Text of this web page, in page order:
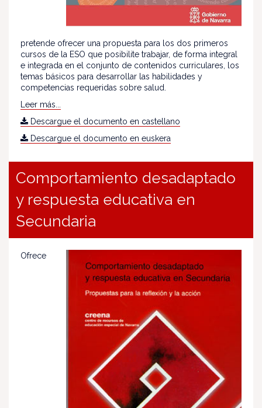
pretende ofrecer una propuesta para los dos primeros
cursos de la ESO que posibilite trabajar, de forma integral
e integrada en el conjunto de contenidos curriculares, los
temas básicos para desarrollar las habilidades y
competencias requeridas sobre salud.
Leer más...
Descargue el documento en castellano
Descargue el documento en euskera
Comportamiento desadaptado
y respuesta educativa en
Secundaria
Ofrece